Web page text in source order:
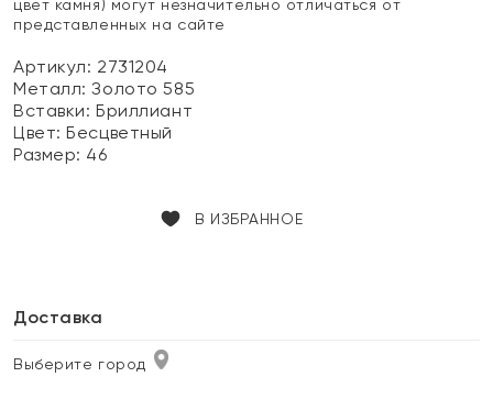
цвет камня) могут незначительно отличаться от
представленных на сайте
Артикул: 2731204
Металл:Золото 585
Вставки:Бриллиант
Цвет:Бесцветный
Размер: 46
В ИЗБРАННОЕ
Доставка
Выберите город